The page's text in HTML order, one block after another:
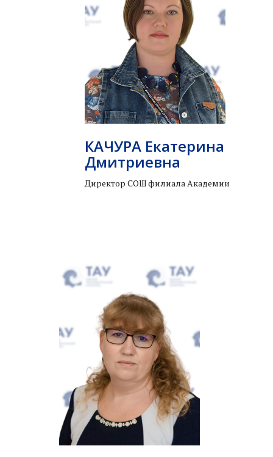
КАЧУРА Екатерина
Дмитриевна
Директор СОШ филиала Академии